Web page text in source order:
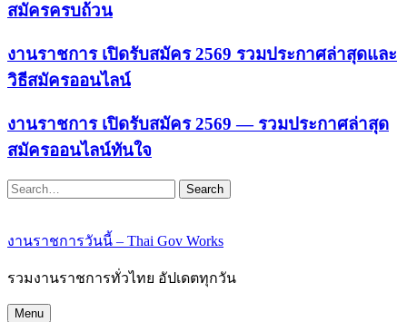
สมัครครบถ้วน
งานราชการ เปิดรับสมัคร 2569 รวมประกาศล่าสุดและ
วิธีสมัครออนไลน์
งานราชการ เปิดรับสมัคร 2569 — รวมประกาศล่าสุด
สมัครออนไลน์ทันใจ
Search
งานราชการวันนี้ – Thai Gov Works
รวมงานราชการทั่วไทย อัปเดตทุกวัน
Menu